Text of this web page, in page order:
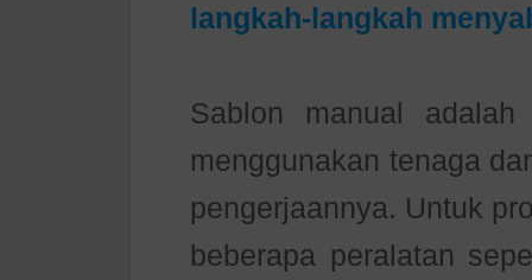
langkah-langkah
Sablon manual
menggunakan tenaga
pengerjaannya. Untuk
beberapa peralatan